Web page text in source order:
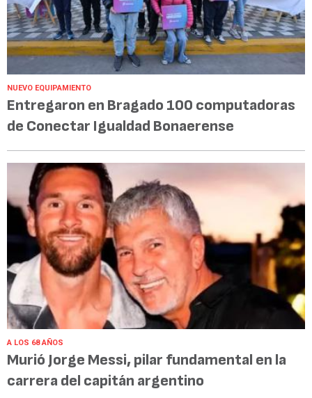
NUEVO EQUIPAMIENTO
Entregaron en Bragado 100 computadoras
de Conectar Igualdad Bonaerense
A LOS 68 AÑOS
Murió Jorge Messi, pilar fundamental en la
carrera del capitán argentino